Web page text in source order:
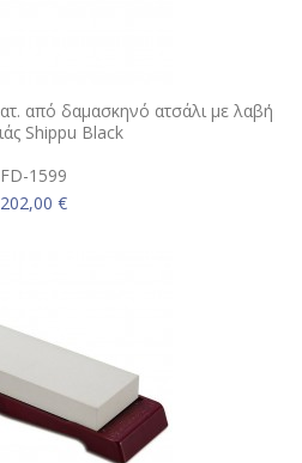
από δαμασκηνό ατσάλι με λαβή
Shippu Black
FD-1599
202,00 €